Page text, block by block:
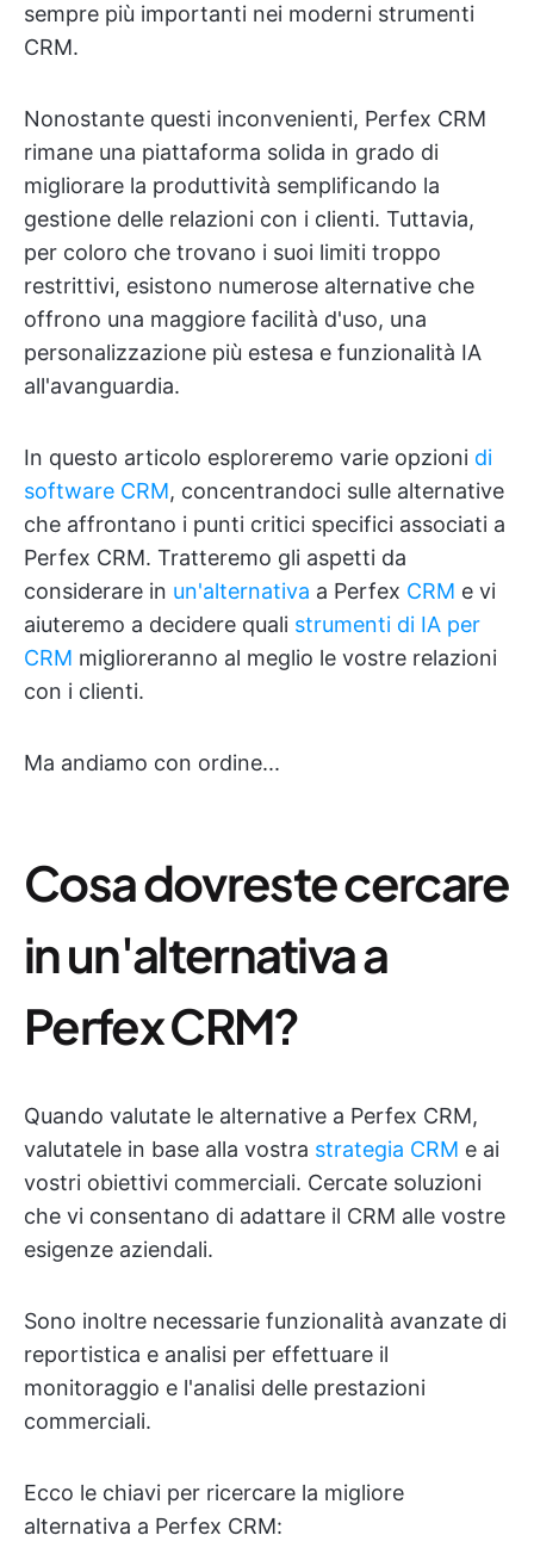
sempre più importanti nei moderni strumenti
CRM.
Nonostante questi inconvenienti, Perfex CRM
rimane una piattaforma solida in grado di
migliorare la produttività semplificando la
gestione delle relazioni con i clienti. Tuttavia,
per coloro che trovano i suoi limiti troppo
restrittivi, esistono numerose alternative che
offrono una maggiore facilità d'uso, una
personalizzazione più estesa e funzionalità IA
all'avanguardia.
In questo articolo esploreremo varie opzioni di
software CRM, concentrandoci sulle alternative
che affrontano i punti critici specifici associati a
Perfex CRM. Tratteremo gli aspetti da
considerare in un'alternativa a Perfex CRM e vi
aiuteremo a decidere quali strumenti di IA per
CRM miglioreranno al meglio le vostre relazioni
con i clienti.
Ma andiamo con ordine...
Cosa dovreste cercare
in un'alternativa a
Perfex CRM?
Quando valutate le alternative a Perfex CRM,
valutatele in base alla vostra strategia CRM e ai
vostri obiettivi commerciali. Cercate soluzioni
che vi consentano di adattare il CRM alle vostre
esigenze aziendali.
Sono inoltre necessarie funzionalità avanzate di
reportistica e analisi per effettuare il
monitoraggio e l'analisi delle prestazioni
commerciali.
Ecco le chiavi per ricercare la migliore
alternativa a Perfex CRM: